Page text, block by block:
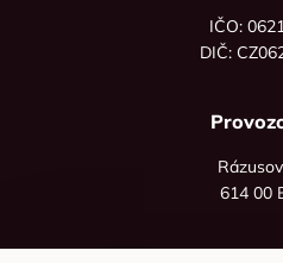
IČO:
DIČ:
614 00